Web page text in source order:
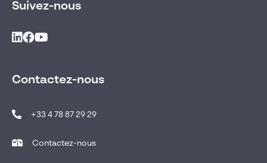
Suivez-nous
Contactez-nous
+33 4 78 87 29 29
Contactez-nous